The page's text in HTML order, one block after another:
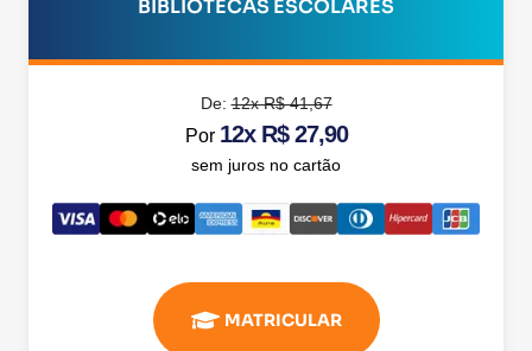
BIBLIOTECAS ESCOLARES
De:12x R$ 41,67
Por 12x R$ 27,90
sem juros no cartão
MATRICULAR